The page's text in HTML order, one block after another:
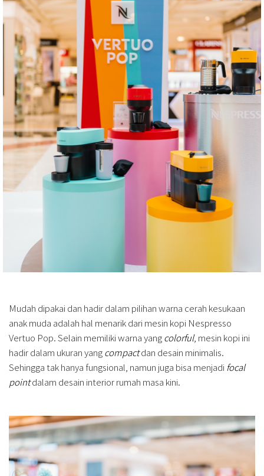
Mudah dipakai dan hadir dalam pilihan warna cerah kesukaan
anak muda adalah hal menarik dari mesin kopi Nespresso
Vertuo Pop. Selain memiliki warna yangcolorful, mesin kopi ini
hadir dalam ukuran yangcompactdan desain minimalis.
Sehingga tak hanya fungsional, namun juga bisa menjadi focal
pointdalam desain interior rumah masa kini.